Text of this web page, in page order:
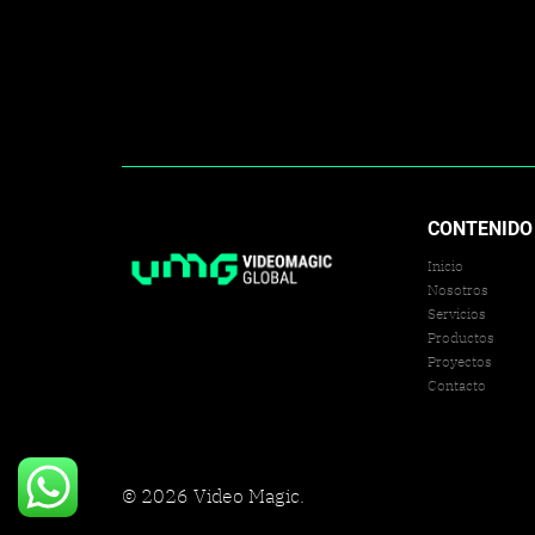
CONTENIDO
Inicio
Nosotros
Servicios
Productos
Proyectos
Contacto
© 2026 Video Magic.